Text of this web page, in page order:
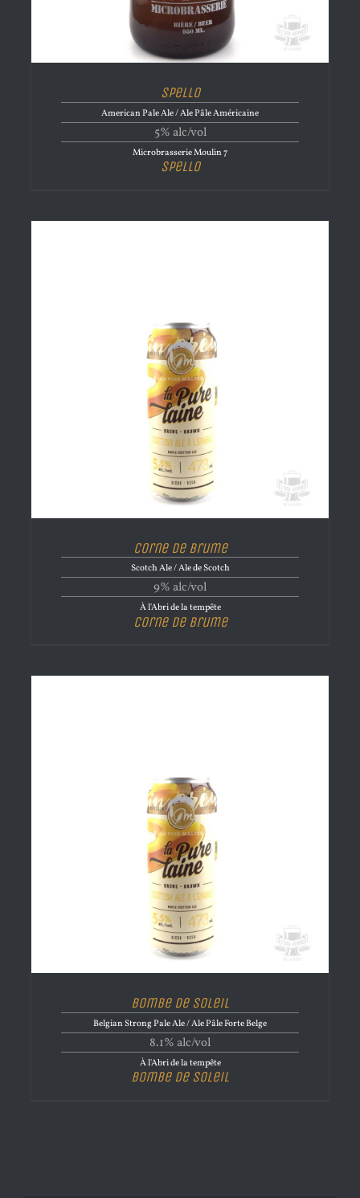
Spello
American Pale Ale / Ale Pâle Américaine
5% alc/vol
Microbrasserie Moulin 7
Spello
Corne de brume
Scotch Ale / Ale de Scotch
9% alc/vol
À l'Abri de la tempête
Corne de brume
Bombe de Soleil
Belgian Strong Pale Ale / Ale Pâle Forte Belge
8.1% alc/vol
À l'Abri de la tempête
Bombe de Soleil